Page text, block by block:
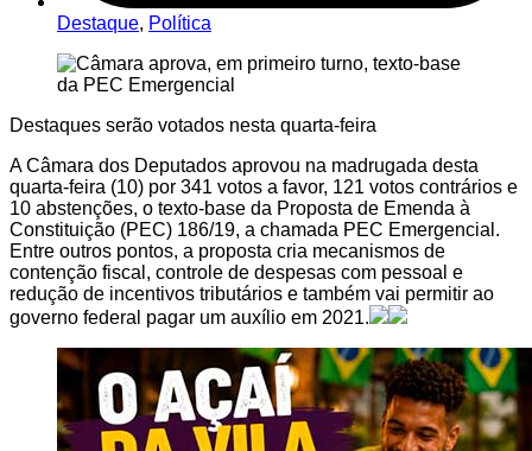
Destaque, Política
Destaques serão votados nesta quarta-feira
A Câmara dos Deputados aprovou na madrugada desta
quarta-feira (10) por 341 votos a favor, 121 votos contrários e
10 abstenções, o texto-base da Proposta de Emenda à
Constituição (PEC) 186/19, a chamada PEC Emergencial.
Entre outros pontos, a proposta cria mecanismos de
contenção fiscal, controle de despesas com pessoal e
redução de incentivos tributários e também vai permitir ao
governo federal pagar um auxílio em 2021.